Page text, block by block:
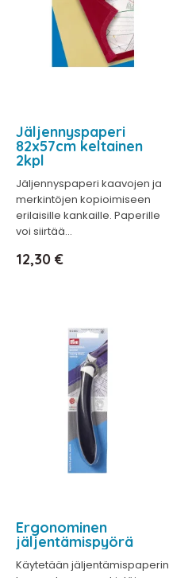
Jäljennyspaperi
82x57cm keltainen
2kpl
Jäljennyspaperi kaavojen ja
merkintöjen kopioimiseen
erilaisille kankaille. Paperille
voi siirtää...
Hinta
12,30 €
Ergonominen
jäljentämispyörä
Käytetään jäljentämispaperin